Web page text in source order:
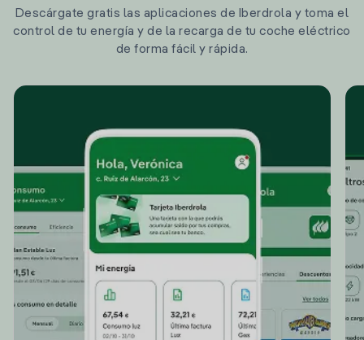
Descárgate gratis las aplicaciones de Iberdrola y toma el
control de tu energía y de la recarga de tu coche eléctrico
de forma fácil y rápida.